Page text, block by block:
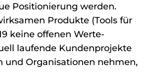
Positionierung werden.
Produkte (Tools für
keine offenen Werte-
laufende Kundenprojekte
und Organisationen nehmen,